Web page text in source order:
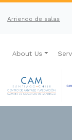
Arriendo de salas
About Us